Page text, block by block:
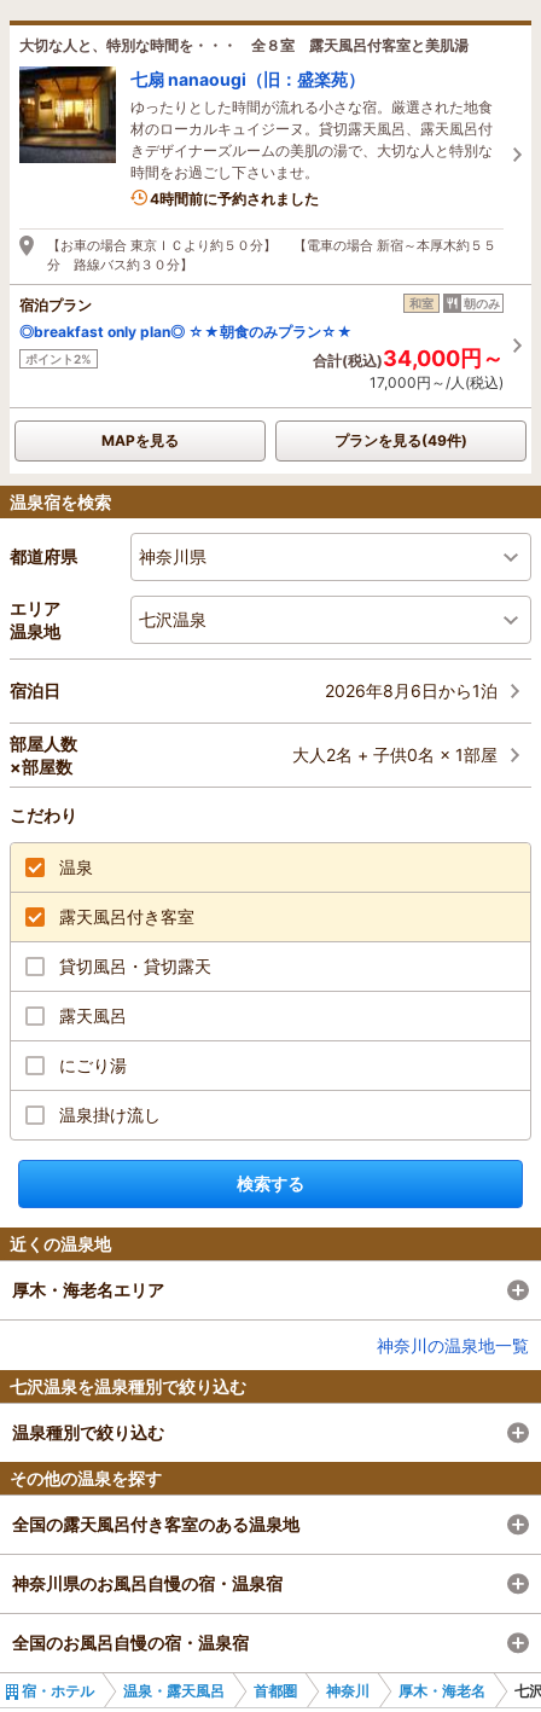
大切な人と、特別な時間を・・・ 全８室 露天風呂付客室と美肌湯
七扇 nanaougi（旧：盛楽苑）
ゆったりとした時間が流れる小さな宿。厳選された地食
材のローカルキュイジーヌ。貸切露天風呂、露天風呂付
きデザイナーズルームの美肌の湯で、大切な人と特別な
時間をお過ごし下さいませ。
4時間前に予約されました
【お車の場合 東京ＩＣより約５０分】 【電車の場合 新宿～本厚木約５５
分 路線バス約３０分】
宿泊プラン 和室 朝のみ
◎breakfast only plan◎ ☆★朝食のみプラン☆★
ポイント2% 合計(税込)34,000円～
17,000円～/人(税込)
MAPを見る プランを見る(49件)
温泉宿を検索
都道府県 神奈川県
エリア
温泉地
七沢温泉
宿泊日 2026年8月6日から1泊
部屋人数
×部屋数
大人2名 + 子供0名 × 1部屋
こだわり
温泉
露天風呂付き客室
貸切風呂・貸切露天
露天風呂
にごり湯
温泉掛け流し
検索する
近くの温泉地
厚木・海老名エリア
神奈川の温泉地一覧
七沢温泉を温泉種別で絞り込む
温泉種別で絞り込む
その他の温泉を探す
全国の露天風呂付き客室のある温泉地
神奈川県のお風呂自慢の宿・温泉宿
全国のお風呂自慢の宿・温泉宿
宿・ホテル 温泉・露天風呂 首都圏 神奈川 厚木・海老名 七